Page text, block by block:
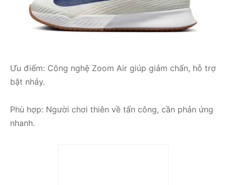
Ưu điểm: Công nghệ Zoom Air giúp giảm chấn, hỗ trợ
bật nhảy.
Phù hợp: Người chơi thiên về tấn công, cần phản ứng
nhanh.